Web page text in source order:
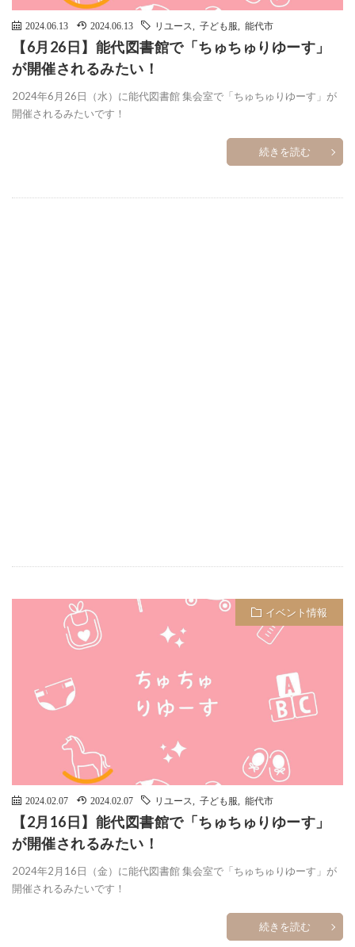
2024.06.13 2024.06.13 リユース 子ども服 能代市
【6月26日】能代図書館で「ちゅちゅりゆーす」
が開催されるみたい！
2024年6月26日（水）に能代図書館 集会室で「ちゅちゅりゆーす」が
開催されるみたいです！
続きを読む
イベント情報
2024.02.07 2024.02.07 リユース 子ども服 能代市
【2月16日】能代図書館で「ちゅちゅりゆーす」
が開催されるみたい！
2024年2月16日（金）に能代図書館 集会室で「ちゅちゅりゆーす」が
開催されるみたいです！
続きを読む